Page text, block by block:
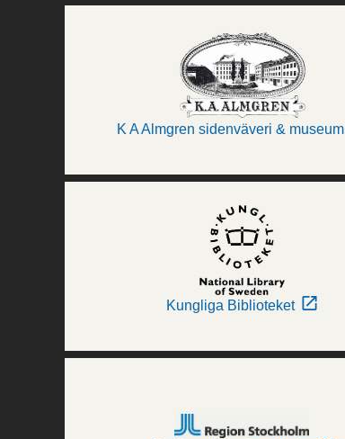
K A Almgren sidenväveri & museum
Kungliga Biblioteket